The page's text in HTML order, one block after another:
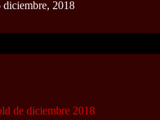
diciembre, 2018
de diciembre 2018